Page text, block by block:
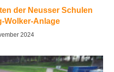
der Neusser Schulen
Wolker-Anlage
2024